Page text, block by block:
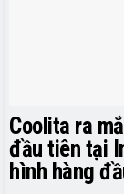
Coolita ra
đầu tiên tại
hình hàng